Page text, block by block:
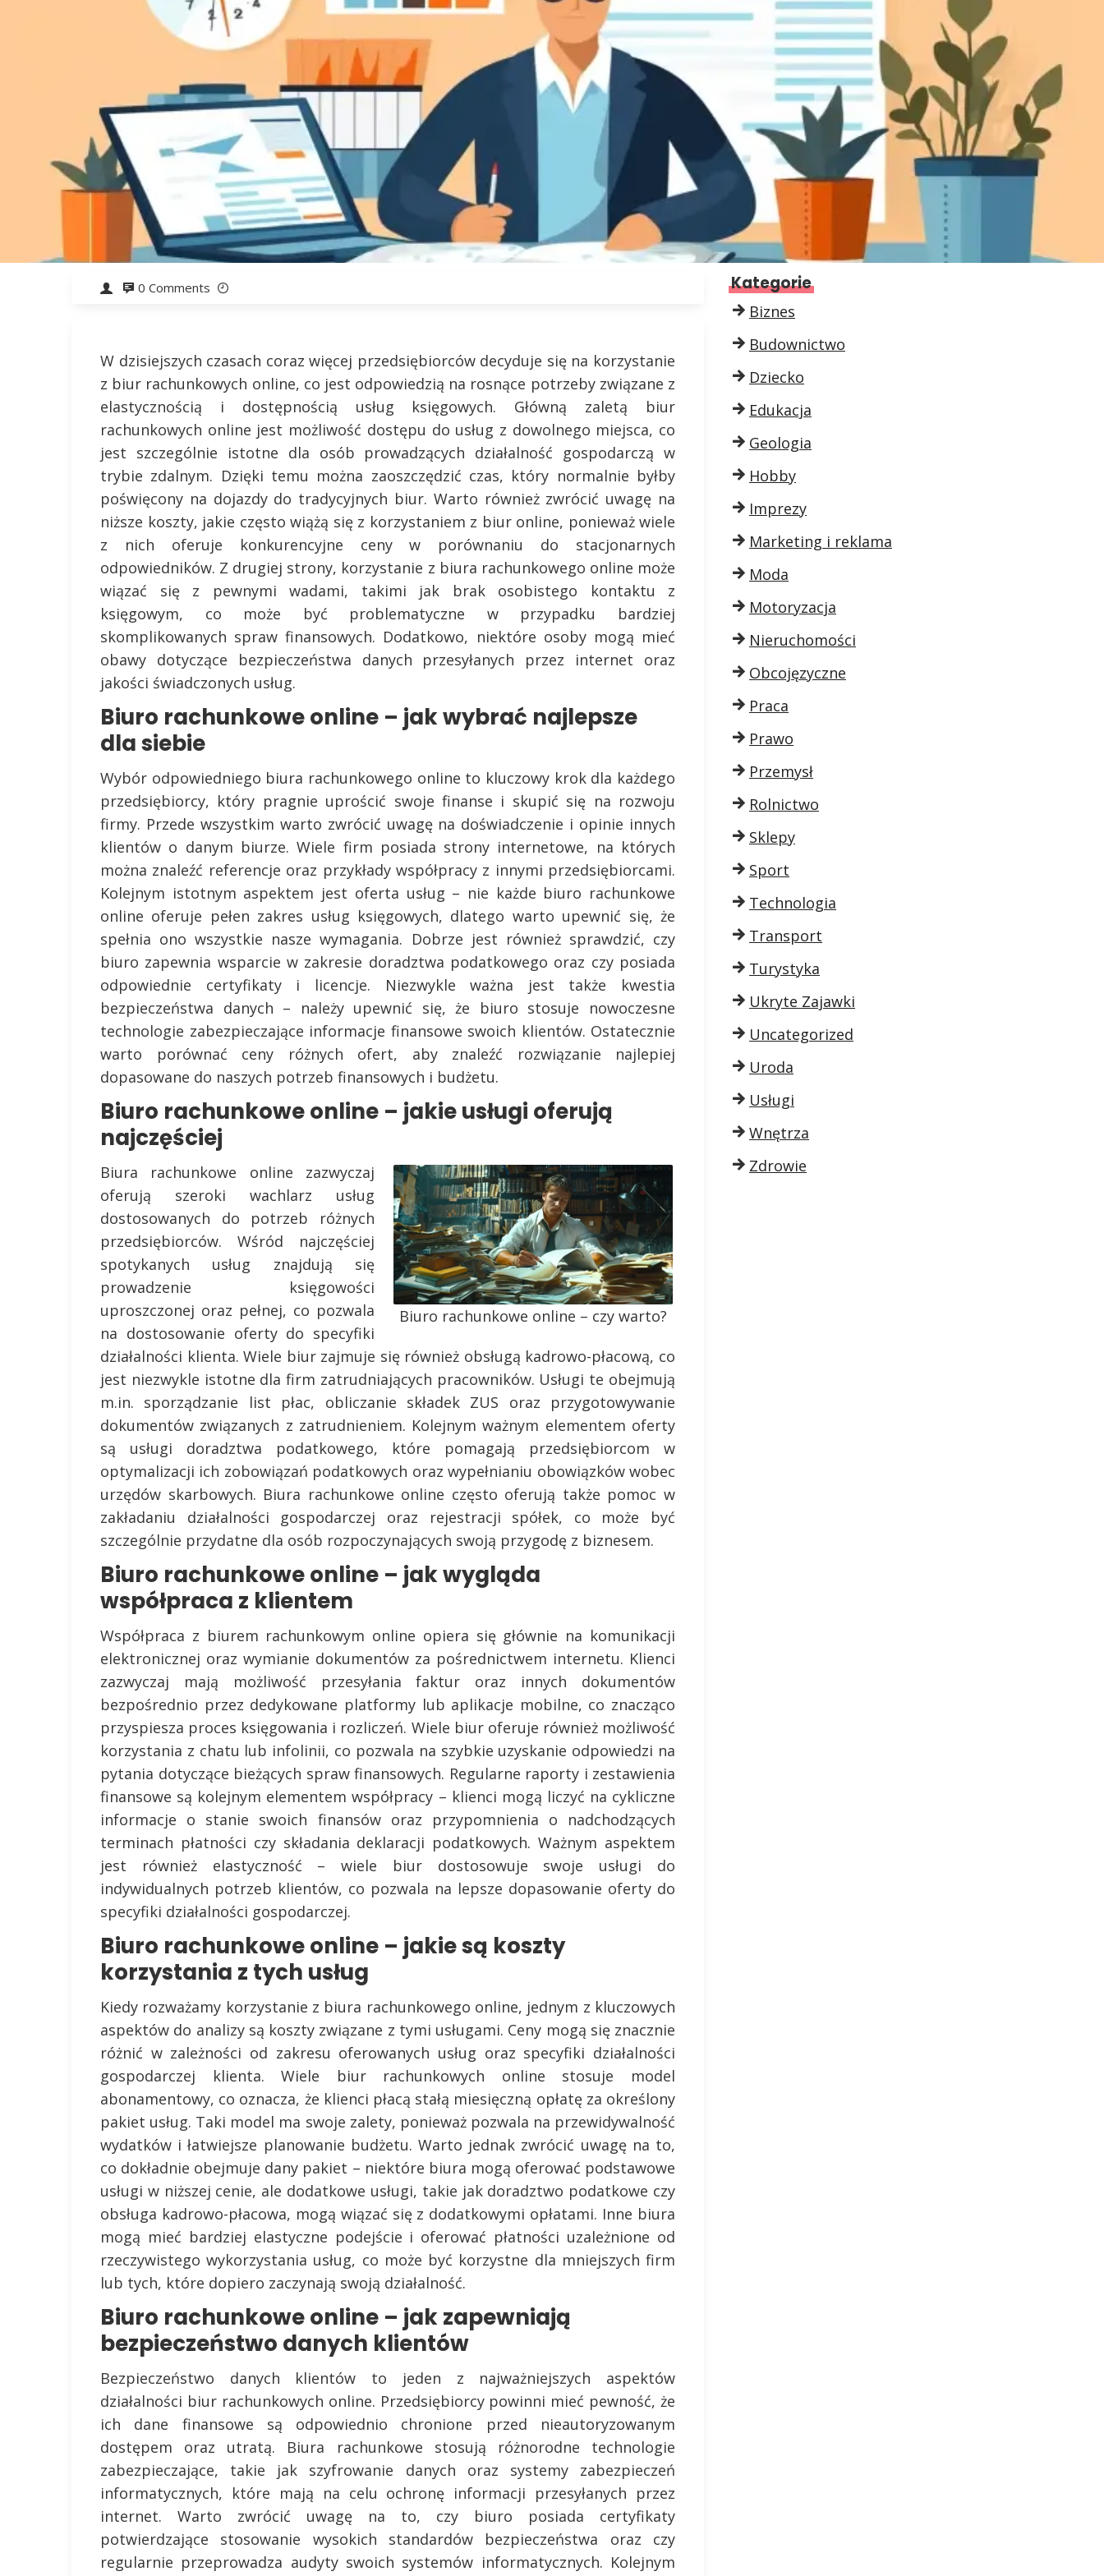
0 Comments
W dzisiejszych czasach coraz więcej przedsiębiorców decyduje się na korzystanie
z biur rachunkowych online, co jest odpowiedzią na rosnące potrzeby związane z
elastycznością i dostępnością usług księgowych. Główną zaletą biur
rachunkowych online jest możliwość dostępu do usług z dowolnego miejsca, co
jest szczególnie istotne dla osób prowadzących działalność gospodarczą w
trybie zdalnym. Dzięki temu można zaoszczędzić czas, który normalnie byłby
poświęcony na dojazdy do tradycyjnych biur. Warto również zwrócić uwagę na
niższe koszty, jakie często wiążą się z korzystaniem z biur online, ponieważ wiele
z nich oferuje konkurencyjne ceny w porównaniu do stacjonarnych
odpowiedników. Z drugiej strony, korzystanie z biura rachunkowego online może
wiązać się z pewnymi wadami, takimi jak brak osobistego kontaktu z
księgowym, co może być problematyczne w przypadku bardziej
skomplikowanych spraw finansowych. Dodatkowo, niektóre osoby mogą mieć
obawy dotyczące bezpieczeństwa danych przesyłanych przez internet oraz
jakości świadczonych usług.
Biuro rachunkowe online – jak wybrać najlepsze
dla siebie
Wybór odpowiedniego biura rachunkowego online to kluczowy krok dla każdego
przedsiębiorcy, który pragnie uprościć swoje finanse i skupić się na rozwoju
firmy. Przede wszystkim warto zwrócić uwagę na doświadczenie i opinie innych
klientów o danym biurze. Wiele firm posiada strony internetowe, na których
można znaleźć referencje oraz przykłady współpracy z innymi przedsiębiorcami.
Kolejnym istotnym aspektem jest oferta usług – nie każde biuro rachunkowe
online oferuje pełen zakres usług księgowych, dlatego warto upewnić się, że
spełnia ono wszystkie nasze wymagania. Dobrze jest również sprawdzić, czy
biuro zapewnia wsparcie w zakresie doradztwa podatkowego oraz czy posiada
odpowiednie certyfikaty i licencje. Niezwykle ważna jest także kwestia
bezpieczeństwa danych – należy upewnić się, że biuro stosuje nowoczesne
technologie zabezpieczające informacje finansowe swoich klientów. Ostatecznie
warto porównać ceny różnych ofert, aby znaleźć rozwiązanie najlepiej
dopasowane do naszych potrzeb finansowych i budżetu.
Biuro rachunkowe online – jakie usługi oferują
najczęściej
Biuro rachunkowe online – czy warto?
Biura rachunkowe online zazwyczaj
oferują szeroki wachlarz usług
dostosowanych do potrzeb różnych
przedsiębiorców. Wśród najczęściej
spotykanych usług znajdują się
prowadzenie księgowości
uproszczonej oraz pełnej, co pozwala
na dostosowanie oferty do specyfiki
działalności klienta. Wiele biur zajmuje się również obsługą kadrowo-płacową, co
jest niezwykle istotne dla firm zatrudniających pracowników. Usługi te obejmują
m.in. sporządzanie list płac, obliczanie składek ZUS oraz przygotowywanie
dokumentów związanych z zatrudnieniem. Kolejnym ważnym elementem oferty
są usługi doradztwa podatkowego, które pomagają przedsiębiorcom w
optymalizacji ich zobowiązań podatkowych oraz wypełnianiu obowiązków wobec
urzędów skarbowych. Biura rachunkowe online często oferują także pomoc w
zakładaniu działalności gospodarczej oraz rejestracji spółek, co może być
szczególnie przydatne dla osób rozpoczynających swoją przygodę z biznesem.
Biuro rachunkowe online – jak wygląda
współpraca z klientem
Współpraca z biurem rachunkowym online opiera się głównie na komunikacji
elektronicznej oraz wymianie dokumentów za pośrednictwem internetu. Klienci
zazwyczaj mają możliwość przesyłania faktur oraz innych dokumentów
bezpośrednio przez dedykowane platformy lub aplikacje mobilne, co znacząco
przyspiesza proces księgowania i rozliczeń. Wiele biur oferuje również możliwość
korzystania z chatu lub infolinii, co pozwala na szybkie uzyskanie odpowiedzi na
pytania dotyczące bieżących spraw finansowych. Regularne raporty i zestawienia
finansowe są kolejnym elementem współpracy – klienci mogą liczyć na cykliczne
informacje o stanie swoich finansów oraz przypomnienia o nadchodzących
terminach płatności czy składania deklaracji podatkowych. Ważnym aspektem
jest również elastyczność – wiele biur dostosowuje swoje usługi do
indywidualnych potrzeb klientów, co pozwala na lepsze dopasowanie oferty do
specyfiki działalności gospodarczej.
Biuro rachunkowe online – jakie są koszty
korzystania z tych usług
Kiedy rozważamy korzystanie z biura rachunkowego online, jednym z kluczowych
aspektów do analizy są koszty związane z tymi usługami. Ceny mogą się znacznie
różnić w zależności od zakresu oferowanych usług oraz specyfiki działalności
gospodarczej klienta. Wiele biur rachunkowych online stosuje model
abonamentowy, co oznacza, że klienci płacą stałą miesięczną opłatę za określony
pakiet usług. Taki model ma swoje zalety, ponieważ pozwala na przewidywalność
wydatków i łatwiejsze planowanie budżetu. Warto jednak zwrócić uwagę na to,
co dokładnie obejmuje dany pakiet – niektóre biura mogą oferować podstawowe
usługi w niższej cenie, ale dodatkowe usługi, takie jak doradztwo podatkowe czy
obsługa kadrowo-płacowa, mogą wiązać się z dodatkowymi opłatami. Inne biura
mogą mieć bardziej elastyczne podejście i oferować płatności uzależnione od
rzeczywistego wykorzystania usług, co może być korzystne dla mniejszych firm
lub tych, które dopiero zaczynają swoją działalność.
Biuro rachunkowe online – jak zapewniają
bezpieczeństwo danych klientów
Bezpieczeństwo danych klientów to jeden z najważniejszych aspektów
działalności biur rachunkowych online. Przedsiębiorcy powinni mieć pewność, że
ich dane finansowe są odpowiednio chronione przed nieautoryzowanym
dostępem oraz utratą. Biura rachunkowe stosują różnorodne technologie
zabezpieczające, takie jak szyfrowanie danych oraz systemy zabezpieczeń
informatycznych, które mają na celu ochronę informacji przesyłanych przez
internet. Warto zwrócić uwagę na to, czy biuro posiada certyfikaty
potwierdzające stosowanie wysokich standardów bezpieczeństwa oraz czy
regularnie przeprowadza audyty swoich systemów informatycznych. Kolejnym
Kategorie
Biznes
Budownictwo
Dziecko
Edukacja
Geologia
Hobby
Imprezy
Marketing i reklama
Moda
Motoryzacja
Nieruchomości
Obcojęzyczne
Praca
Prawo
Przemysł
Rolnictwo
Sklepy
Sport
Technologia
Transport
Turystyka
Ukryte Zajawki
Uncategorized
Uroda
Usługi
Wnętrza
Zdrowie